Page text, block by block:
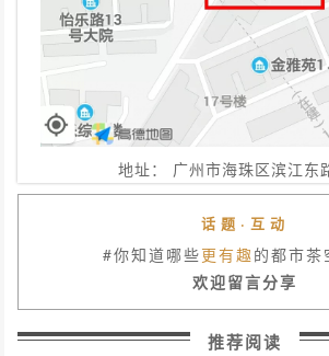
地址： 广州市海珠区滨江东
话题·互动
#你知道哪些更有趣的都市茶
欢迎留言分享
推荐阅读